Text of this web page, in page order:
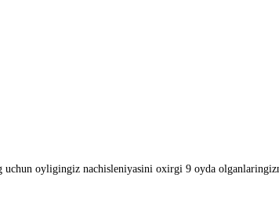
oyligingiz nachisleniyasini oxirgi 9 oyda